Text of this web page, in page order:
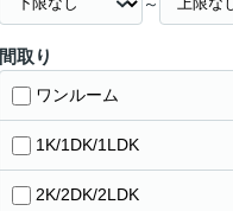
間取り
ワンルーム
1K/1DK/1LDK
2K/2DK/2LDK